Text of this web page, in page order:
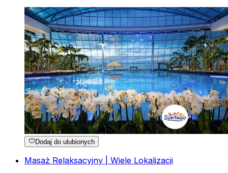
Dodaj do ulubionych
Masaż Relaksacyjny | Wiele Lokalizacji